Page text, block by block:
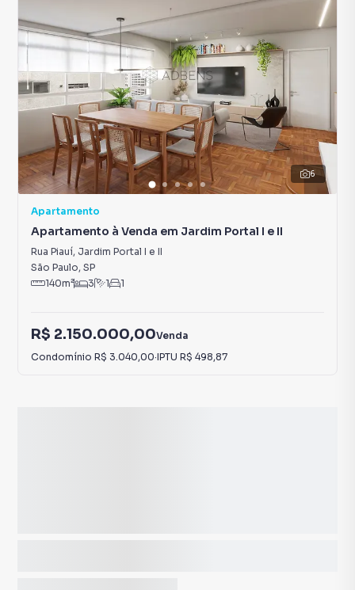
6
Apartamento
Apartamento à Venda em Jardim Portal I e II
Rua Piauí, Jardim Portal I e II
São Paulo, SP
140m² 3 1 1
R$ 2.150.000,00Venda
Condomínio R$ 3.040,00·IPTU R$ 498,87